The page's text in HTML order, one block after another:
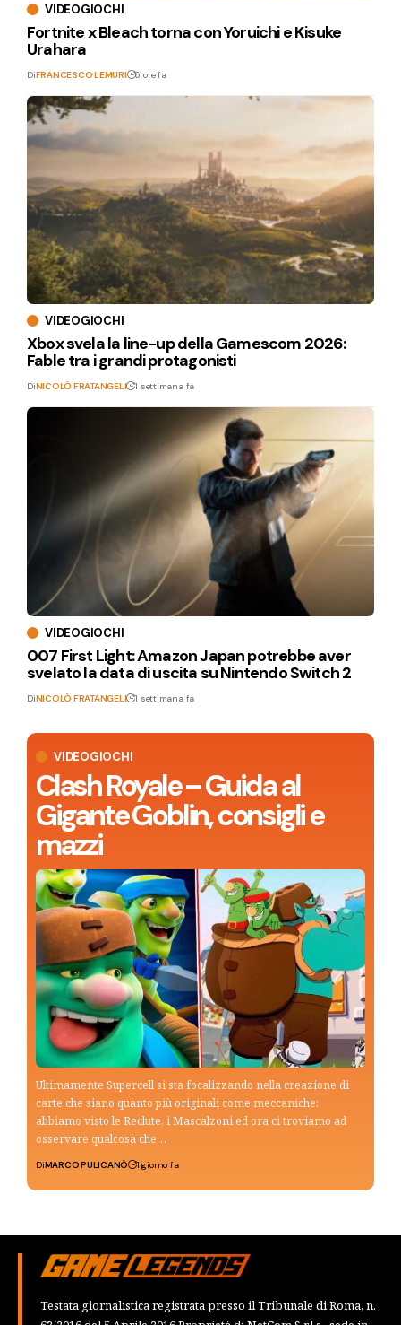
VIDEOGIOCHI
Clash Royale – Guida al
Gigante Goblin, consigli e
mazzi
Ultimamente Supercell si sta focalizzando nella creazione di
carte che siano quanto più originali come meccaniche:
abbiamo visto le Reclute, i Mascalzoni ed ora ci troviamo ad
osservare qualcosa che…
DiMARCO PULICANÒ 1 giorno fa
VIDEOGIOCHI
Fortnite x Bleach torna con Yoruichi e Kisuke
Urahara
DiFRANCESCO LEMURI 6 ore fa
VIDEOGIOCHI
Xbox svela la line-up della Gamescom 2026:
Fable tra i grandi protagonisti
DiNICOLÒ FRATANGELI 1 settimana fa
VIDEOGIOCHI
007 First Light: Amazon Japan potrebbe aver
svelato la data di uscita su Nintendo Switch 2
DiNICOLÒ FRATANGELI 1 settimana fa
Testata giornalistica registrata presso il Tribunale di Roma, n.